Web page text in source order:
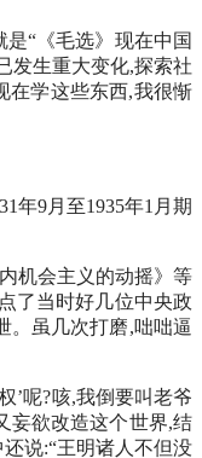
“《毛选》现在中国
发生重大变化,探索社
在学这些东西,我很惭
年9月至1935年1月期
机会主义的动摇》等
了当时好几位中央政
。虽几次打磨,咄咄逼
’呢?咳,我倒要叫老爷
妄欲改造这个世界,结
说:“王明诸人不但没